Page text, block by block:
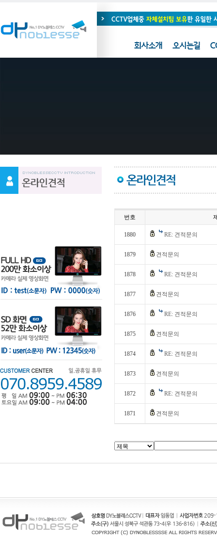
번호
1880 RE: 견적문의
1879 견적문의
1878 RE: 견적문의
1877 견적문의
1876 RE: 견적문의
1875 견적문의
1874 RE: 견적문의
1873 견적문의
1872 RE: 견적문의
1871 견적문의